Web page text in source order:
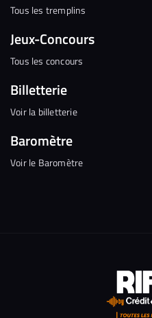
Tous les tremplins
Jeux-Concours
Tous les concours
Billetterie
Voir la billetterie
Baromètre
Voir le Baromètre